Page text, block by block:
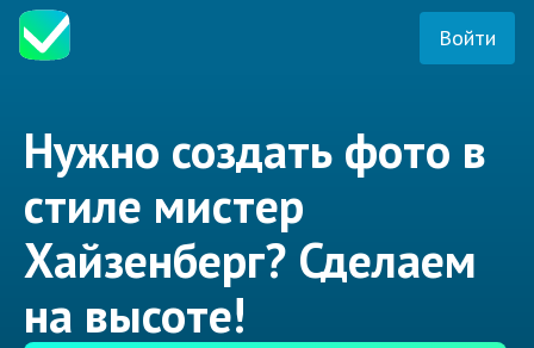
Войти
Нужно создать фото в
стиле мистер
Хайзенберг? Сделаем
на высоте!